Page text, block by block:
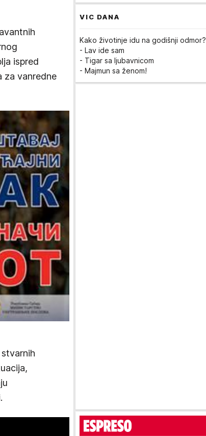
ispred
za vanredne
VIC DANA
Kako životinje idu na godišnji odmor?
- Lav ide sam
- Tigar sa ljubavnicom
- Majmun sa ženom!